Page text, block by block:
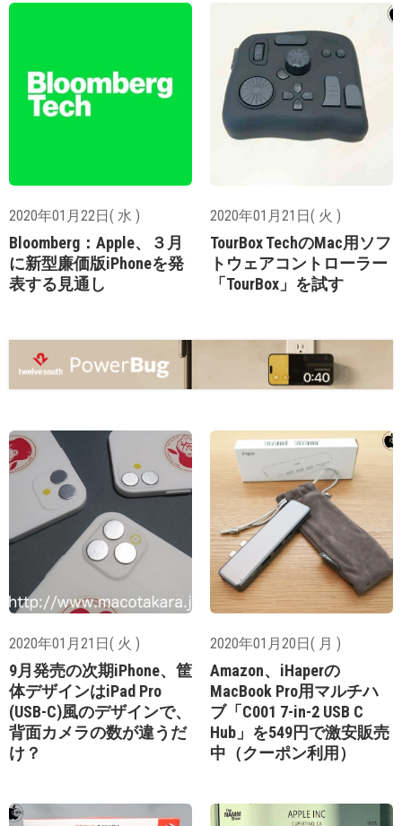
2020年01月22日( 水 )
Bloomberg：Apple、３月
に新型廉価版iPhoneを発
表する見通し
2020年01月21日( 火 )
TourBox TechのMac用ソフ
トウェアコントローラー
「TourBox」を試す
2020年01月21日( 火 )
9月発売の次期iPhone、筐
体デザインはiPad Pro
(USB-C)風のデザインで、
背面カメラの数が違うだ
け？
2020年01月20日( 月 )
Amazon、iHaperの
MacBook Pro用マルチハ
ブ「C001 7-in-2 USB C
Hub」を549円で激安販売
中（クーポン利用）